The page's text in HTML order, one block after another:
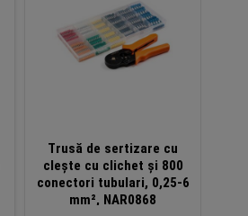
Trusă de sertizare cu
clește cu clichet și 800
conectori tubulari, 0,25-6
mm², NAR0868